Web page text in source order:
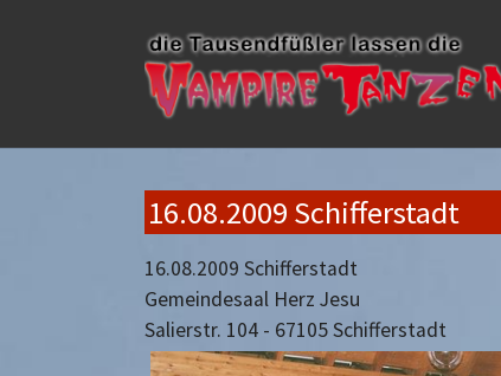
16.08.2009 Schifferstadt
16.08.2009 Schifferstadt
Gemeindesaal Herz Jesu
Salierstr. 104 - 67105 Schifferstadt